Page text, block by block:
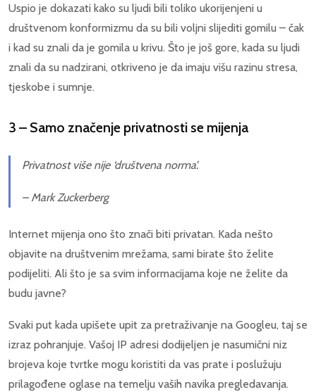
Uspio je dokazati kako su ljudi bili toliko ukorijenjeni u
društvenom konformizmu da su bili voljni slijediti gomilu – čak
i kad su znali da je gomila u krivu. Što je još gore, kada su ljudi
znali da su nadzirani, otkriveno je da imaju višu razinu stresa,
tjeskobe i sumnje.
3 – Samo značenje privatnosti se mijenja
Privatnost više nije ‘društvena norma’.
– Mark Zuckerberg
Internet mijenja ono što znači biti privatan. Kada nešto
objavite na društvenim mrežama, sami birate što želite
podijeliti. Ali što je sa svim informacijama koje ne želite da
budu javne?
Svaki put kada upišete upit za pretraživanje na Googleu, taj se
izraz pohranjuje. Vašoj IP adresi dodijeljen je nasumični niz
brojeva koje tvrtke mogu koristiti da vas prate i poslužuju
prilagođene oglase na temelju vaših navika pregledavanja.